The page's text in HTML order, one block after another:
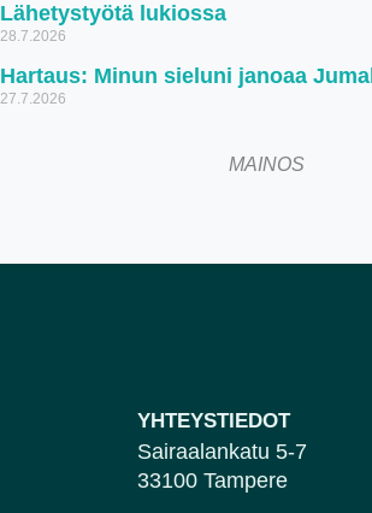
Lähetystyötä lukiossa
28.7.2026
Hartaus: Minun sieluni janoaa
27.7.2026
MAINOS
YHTEYSTIEDOT
Sairaalankatu 5-7
33100 Tampere